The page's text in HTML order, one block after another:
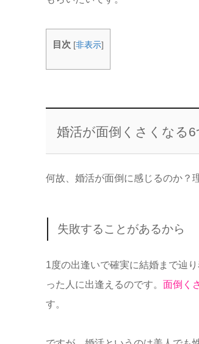
目次 [非表示]
婚活が面倒くさくなる6
何故、婚活が面倒に感じるのか？
失敗することがあるから
1度の出逢いで確実に結婚まで辿
った人に出逢えるのです。 面倒く
す。